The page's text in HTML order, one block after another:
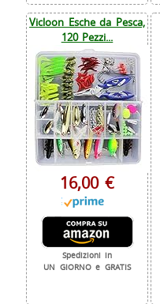
Vicloon Esche da Pesca,
120 Pezzi...
16,00 €
Spedizioni in
UN GIORNO e GRATIS